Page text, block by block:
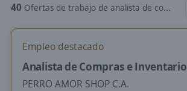
40 Ofertas de trabajo de analista de compras en Distrito Capital
Empleo destacado
Analista de Compras e Inventario
PERRO AMOR SHOP C.A.